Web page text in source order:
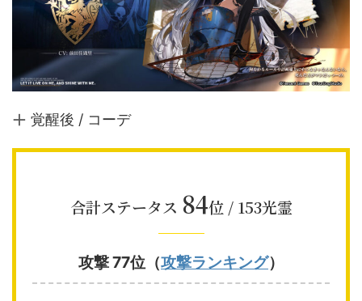
覚醒後 / コーデ
合計ステータス 84位 / 153光霊
攻撃 77位（攻撃ランキング）